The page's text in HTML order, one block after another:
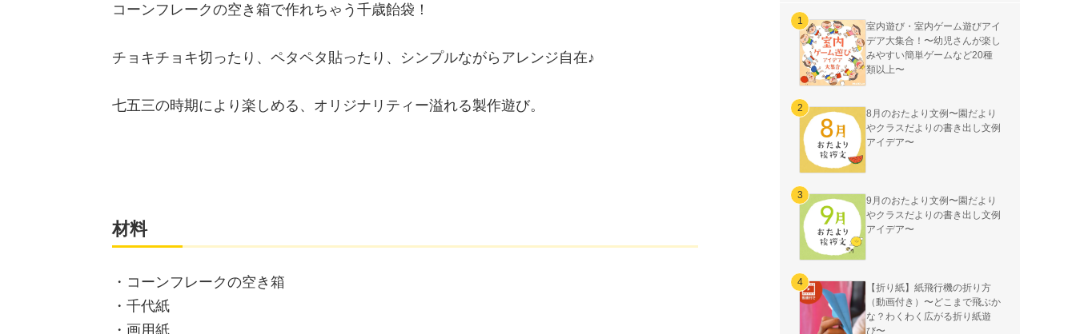
コーンフレークの空き箱で作れちゃう千歳飴袋！
チョキチョキ切ったり、ペタペタ貼ったり、シンプルながらアレンジ自在♪
七五三の時期により楽しめる、オリジナリティー溢れる製作遊び。
材料
・コーンフレークの空き箱
・千代紙
・画用紙
室内遊び・室内ゲーム遊びアイ
デア大集合！〜幼児さんが楽し
みやすい簡単ゲームなど20種
類以上〜
8月のおたより文例〜園だより
やクラスだよりの書き出し文例
アイデア〜
9月のおたより文例〜園だより
やクラスだよりの書き出し文例
アイデア〜
【折り紙】紙飛行機の折り方
（動画付き）〜どこまで飛ぶか
な？わくわく広がる折り紙遊
び〜